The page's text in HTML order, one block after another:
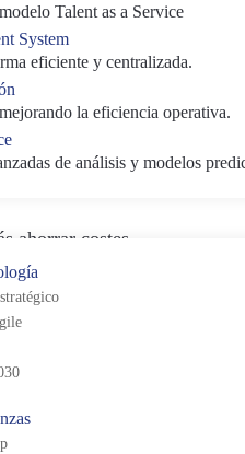
Talent as a Service
System
eficiente y centralizada.
la eficiencia operativa.
de análisis y modelos
VIP junto con
ahorrar costes
es el de realizar
y, sobre todo,
el cambio en el